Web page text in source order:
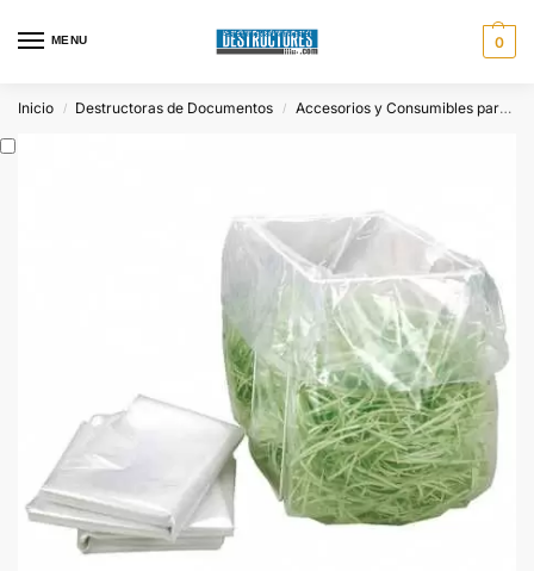
MENU 0
Inicio / Destructoras de Documentos / Accesorios y Consumibles para Destructoras